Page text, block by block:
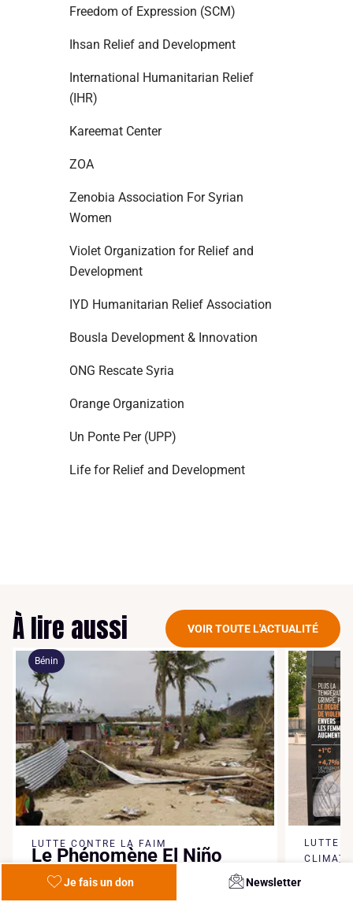
Je fais un don Newsletter
Freedom of Expression (SCM)
Ihsan Relief and Development
International Humanitarian Relief
(IHR)
Kareemat Center
ZOA
Zenobia Association For Syrian
Women
Violet Organization for Relief and
Development
IYD Humanitarian Relief Association
Bousla Development & Innovation
ONG Rescate Syria
Orange Organization
Un Ponte Per (UPP)
Life for Relief and Development
À lire aussi VOIR TOUTE L'ACTUALITÉ
Bénin
LUTTE CONTRE LA FAIM
Le Phénomène El Niño
met en péril plus de 170
LUTTE